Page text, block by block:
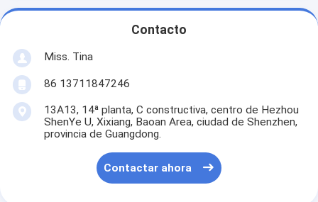
Contacto
Miss. Tina
86 13711847246
13A13, 14ª planta, C constructiva, centro de Hezhou
ShenYe U, Xixiang, Baoan Area, ciudad de Shenzhen,
provincia de Guangdong.
Contactar ahora